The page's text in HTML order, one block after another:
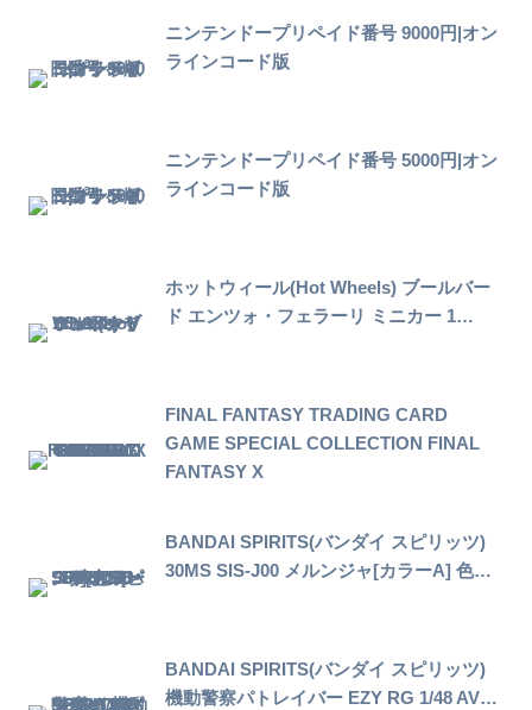
ニンテンドープリペイド番号 9000円|オン
ラインコード版
ニンテンドープリペイド番号 5000円|オン
ラインコード版
ホットウィール(Hot Wheels) ブールバー
ド エンツォ・フェラーリ ミニカー 1…
FINAL FANTASY TRADING CARD
GAME SPECIAL COLLECTION FINAL
FANTASY X
BANDAI SPIRITS(バンダイ スピリッツ)
30MS SIS-J00 メルンジャ[カラーA] 色…
BANDAI SPIRITS(バンダイ スピリッツ)
機動警察パトレイバー EZY RG 1/48 AV…